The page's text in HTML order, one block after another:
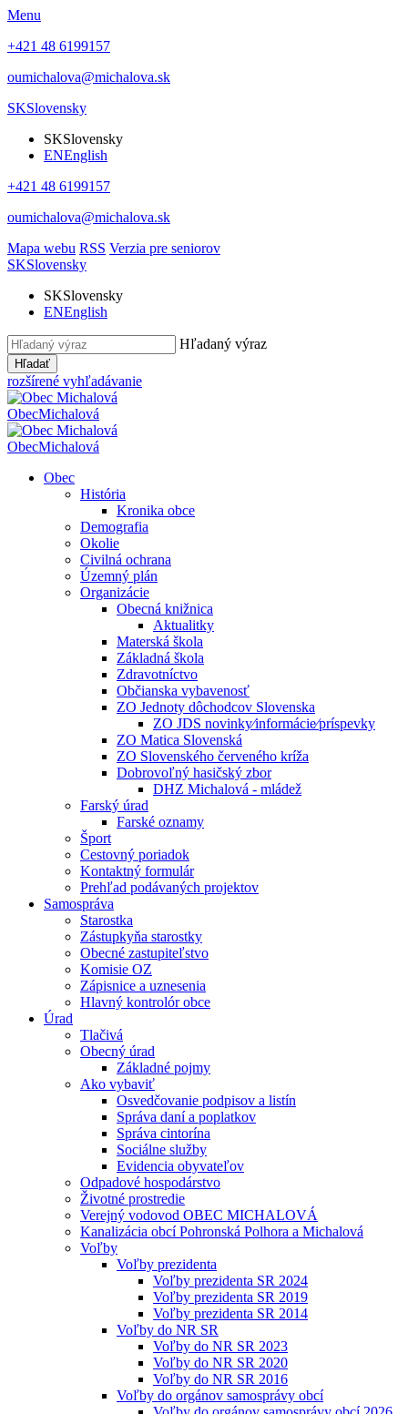
Menu
+421 48 6199157
oumichalova@michalova.sk
SKSlovensky
SKSlovensky
ENEnglish
+421 48 6199157
oumichalova@michalova.sk
Mapa webu RSS Verzia pre seniorov
SKSlovensky
SKSlovensky
ENEnglish
Hľadaný výraz
Hľadať
rozšírené vyhľadávanie
ObecMichalová
ObecMichalová
Obec
História
Kronika obce
Demografia
Okolie
Civilná ochrana
Územný plán
Organizácie
Obecná knižnica
Aktualitky
Materská škola
Základná škola
Zdravotníctvo
Občianska vybavenosť
ZO Jednoty dôchodcov Slovenska
ZO JDS novinky⁄informácie⁄príspevky
ZO Matica Slovenská
ZO Slovenského červeného kríža
Dobrovoľný hasičský zbor
DHZ Michalová - mládež
Farský úrad
Farské oznamy
Šport
Cestovný poriadok
Kontaktný formulár
Prehľad podávaných projektov
Samospráva
Starostka
Zástupkyňa starostky
Obecné zastupiteľstvo
Komisie OZ
Zápisnice a uznesenia
Hlavný kontrolór obce
Úrad
Tlačivá
Obecný úrad
Základné pojmy
Ako vybaviť
Osvedčovanie podpisov a listín
Správa daní a poplatkov
Správa cintorína
Sociálne služby
Evidencia obyvateľov
Odpadové hospodárstvo
Životné prostredie
Verejný vodovod OBEC MICHALOVÁ
Kanalizácia obcí Pohronská Polhora a Michalová
Voľby
Voľby prezidenta
Voľby prezidenta SR 2024
Voľby prezidenta SR 2019
Voľby prezidenta SR 2014
Voľby do NR SR
Voľby do NR SR 2023
Voľby do NR SR 2020
Voľby do NR SR 2016
Voľby do orgánov samosprávy obcí